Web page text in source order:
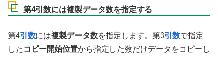
第4引数には複製データ数を指定する
第4引数には複製データ数を指定します。第3引数で指定
した コピー開始位置から指定した数だけデータをコピーし